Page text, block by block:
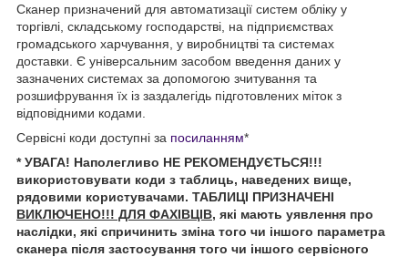
Сканер призначений для автоматизації систем обліку у
торгівлі, складському господарстві, на підприємствах
громадського харчування, у виробництві та системах
доставки. Є універсальним засобом введення даних у
зазначених системах за допомогою зчитування та
розшифрування їх із заздалегідь підготовлених міток з
відповідними кодами.
Сервісні коди доступні за посиланням*
* УВАГА! Наполегливо НЕ РЕКОМЕНДУЄТЬСЯ!!!
використовувати коди з таблиць, наведених вище,
рядовими користувачами. ТАБЛИЦІ ПРИЗНАЧЕНІ
ВИКЛЮЧЕНО!!! ДЛЯ ФАХІВЦІВ, які мають уявлення про
наслідки, які спричинить зміна того чи іншого параметра
сканера після застосування того чи іншого сервісного